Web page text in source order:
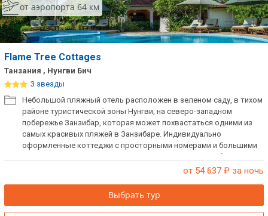
от аэропорта 64 км
Flame Tree Cottages
Танзания , Нунгви Бич
3 звезды
Небольшой пляжный отель расположен в зеленом саду, в тихом
районе туристической зоны Нунгви, на северо-западном
побережье Занзибар, которая может похвастаться одними из
самых красивых пляжей в Занзибаре. Индивидуально
оформленные коттеджи с просторными номерами и большими
верандами, выходящими на запад для идеального наблюдения
от 54 637 ₽ за ночь
Выбрать тур